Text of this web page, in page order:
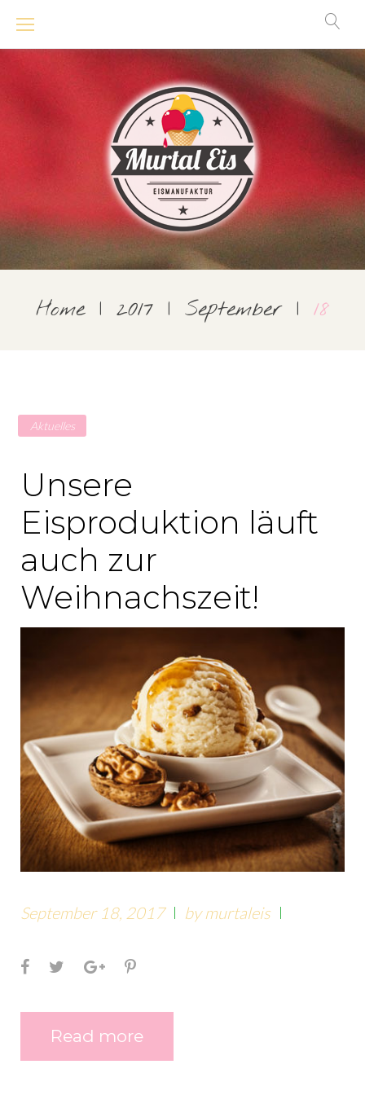
Home | 2017 | September | 18
Tag:
18.
September
2017
Aktuelles
Unsere
Eisproduktion läuft
auch zur
Weihnachszeit!
September 18, 2017 bymurtaleis
Facebook
TwitterGoogle+Pinterest
Read more